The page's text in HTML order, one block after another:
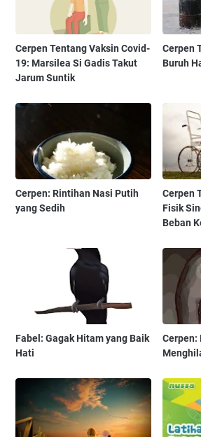
Cerpen Tentang Vaksin Covid-
19: Marsilea Si Gadis Takut
Jarum Suntik
Cerpen
Buruh
Cerpen: Rintihan Nasi Putih
yang Sedih
Cerpen
Fisik
Beban
Fabel: Gagak Hitam yang Baik
Hati
Cerpen: